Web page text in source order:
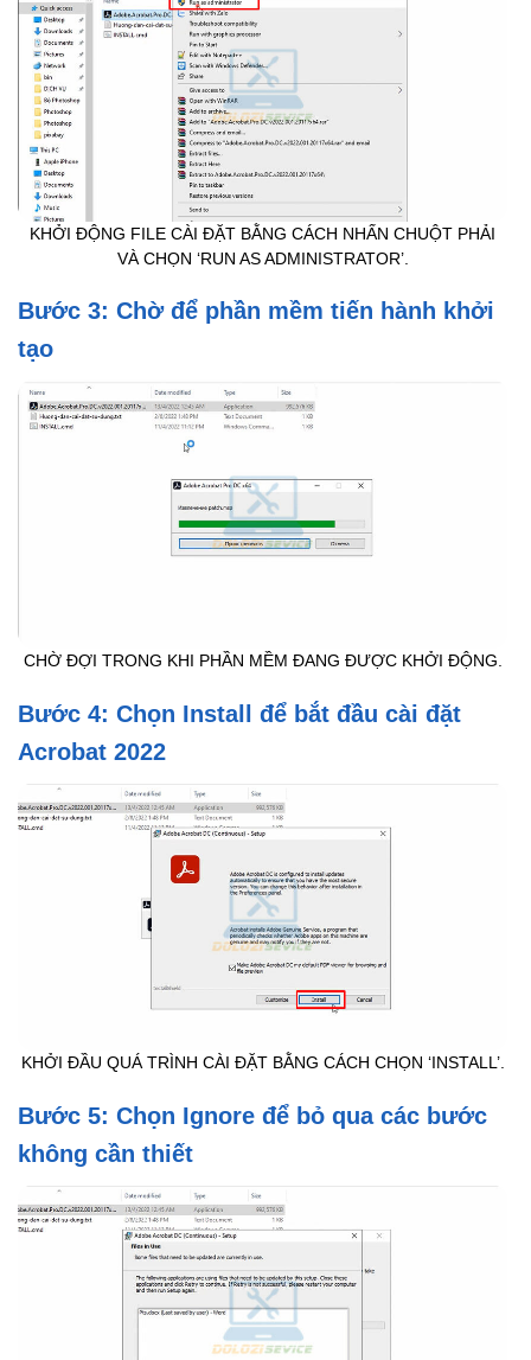
KHỞI ĐỘNG FILE CÀI ĐẶT BẰNG CÁCH NHẤN CHUỘT PHẢI
VÀ CHỌN ‘RUN AS ADMINISTRATOR’.
Bước 3: Chờ để phần mềm tiến hành khởi
tạo
CHỜ ĐỢI TRONG KHI PHẦN MỀM ĐANG ĐƯỢC KHỞI ĐỘNG.
Bước 4: Chọn Install để bắt đầu cài đặt
Acrobat 2022
KHỞI ĐẦU QUÁ TRÌNH CÀI ĐẶT BẰNG CÁCH CHỌN ‘INSTALL’.
Bước 5: Chọn Ignore để bỏ qua các bước
không cần thiết